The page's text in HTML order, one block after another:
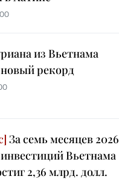
из Вьетнама
рекорд
За семь месяцев 2026
Вьетнама
2,36 млрд. долл.